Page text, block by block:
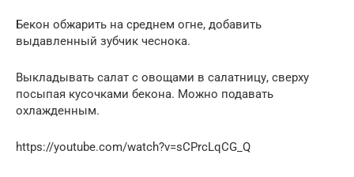
Бекон обжарить на среднем огне, добавить
выдавленный зубчик чеснока.
Выкладывать салат с овощами в салатницу, сверху
посыпая кусочками бекона. Можно подавать
охлажденным.
https://youtube.com/watch?v=sCPrcLqCG_Q